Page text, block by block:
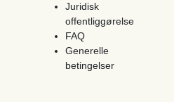
Juridisk
offentliggørelse
FAQ
Generelle
betingelser